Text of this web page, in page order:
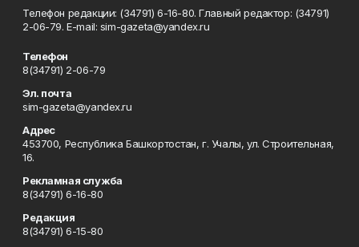
Телефон редакции: (34791) 6-16-80. Главный редактор: (34791)
2-06-79. Е-mаil: sim-gazeta@yandex.ru
Телефон
8(34791) 2-06-79
Эл. почта
sim-gazeta@yandex.ru
Адрес
453700, Республика Башкортостан, г. Учалы, ул. Строительная,
16.
Рекламная служба
8(34791) 6-16-80
Редакция
8(34791) 6-15-80